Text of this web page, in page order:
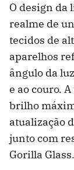
O design da
realme de
tecidos de
aparelhos
ângulo da
e ao couro.
brilho
atualização
junto com
Gorilla Glass.